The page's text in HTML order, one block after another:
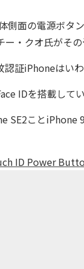
側面の電源ボタ
・クオ氏がその
証iPhoneはい
IDを搭載して
SE2ことiPhone
ID Power